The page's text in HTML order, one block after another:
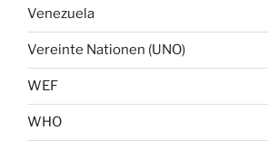
Venezuela
Vereinte Nationen (UNO)
WEF
WHO